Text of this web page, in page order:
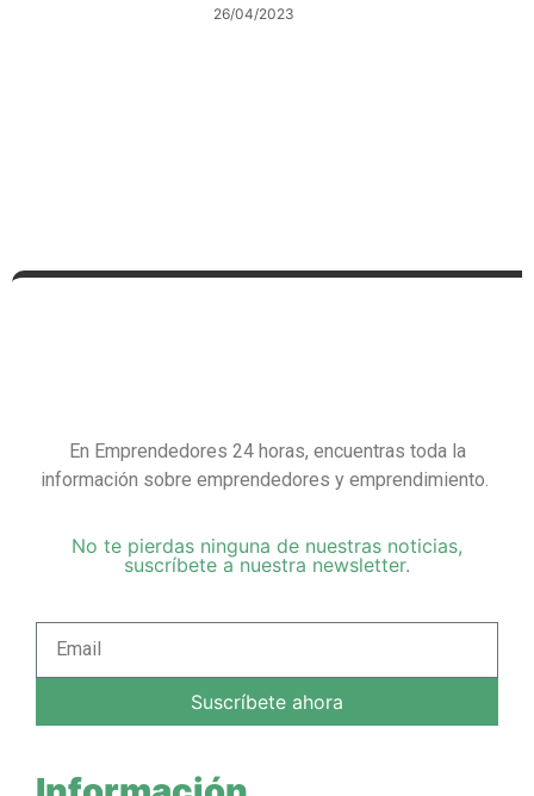
26/04/2023
En Emprendedores 24 horas, encuentras toda la
información sobre emprendedores y emprendimiento.
No te pierdas ninguna de nuestras noticias,
suscríbete a nuestra newsletter.
Suscríbete ahora